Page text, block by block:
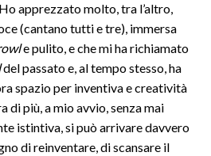
apprezzato molto, tra l’altro,
(cantano tutti e tre), immersa
e pulito, e che mi ha richiamato
del passato e, al tempo stesso, ha
spazio per inventiva e creatività
di più, a mio avvio, senza mai
istintiva, si può arrivare davvero
di reinventare, di scansare il